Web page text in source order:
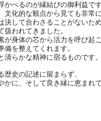
かべるのが縁結びの御利益で
文化的な観点から見ても非常
決して合わさることがないた
われてきました。
が身体の芯から活力を呼び起
を整えてくれます。
史の記述に留まらず、
かに、そして良き縁に恵まれ